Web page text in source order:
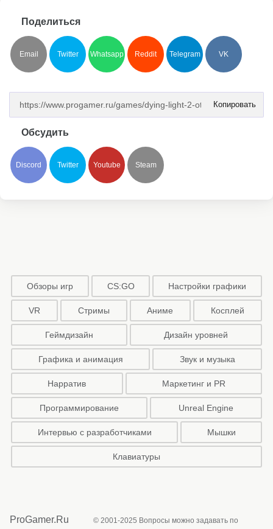
Поделиться
Email Twitter Whatsapp Reddit Telegram VK
Копировать
Обсудить
Discord Twitter Youtube Steam
Обзоры игр CS:GO Настройки графики
VR Стримы Аниме Косплей
Геймдизайн Дизайн уровней
Графика и анимация Звук и музыка
Нарратив Маркетинг и PR
Программирование Unreal Engine
Интервью с разработчиками Мышки
Клавиатуры
ProGamer.Ru
© 2001-2025 Вопросы можно задавать по